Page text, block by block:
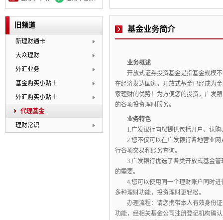
旧频道
新理财通卡
大众理财
外汇业务
基金购买小贴士
外汇购买小贴士
代理基金
理财常识
基金业务简介
业务概述
开放式证券投资基金是指基金规模
在经济发达国家， 开放式基金已经成为
家理财的优势！ 为方便您的投资， 广发
的各项投资理财服务。
业务特色
1.广发银行向您提供包括开户、认
2.您不仅可以在广发银行各地营业
行各项交易和账务查询。
3.广发银行优选了各类开放式基金
的需要。
4.您可以使用同一个理财账户同时
多种理财功能，投资理财更轻松。
办理流程：请您携带本人有效身份
功能， 经相关基金公司注册登记机构确